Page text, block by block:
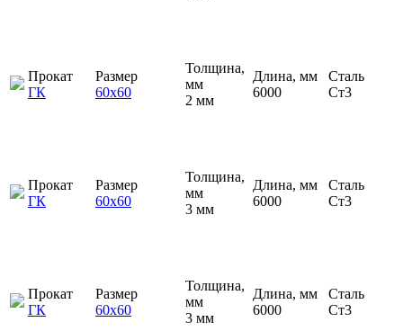
Прокат
ГК
Размер
60х60
Толщина,
мм
2 мм
Длина, мм
6000
Сталь
Ст3
Прокат
ГК
Размер
60х60
Толщина,
мм
3 мм
Длина, мм
6000
Сталь
Ст3
Прокат
ГК
Размер
60х60
Толщина,
мм
3 мм
Длина, мм
6000
Сталь
Ст3